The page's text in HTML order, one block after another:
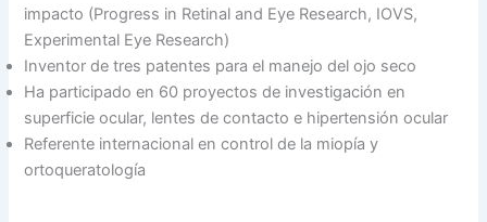
impacto (Progress in Retinal and Eye Research, IOVS,
Experimental Eye Research)
Inventor de tres patentes para el manejo del ojo seco
Ha participado en 60 proyectos de investigación en
superficie ocular, lentes de contacto e hipertensión ocular
Referente internacional en control de la miopía y
ortoqueratología